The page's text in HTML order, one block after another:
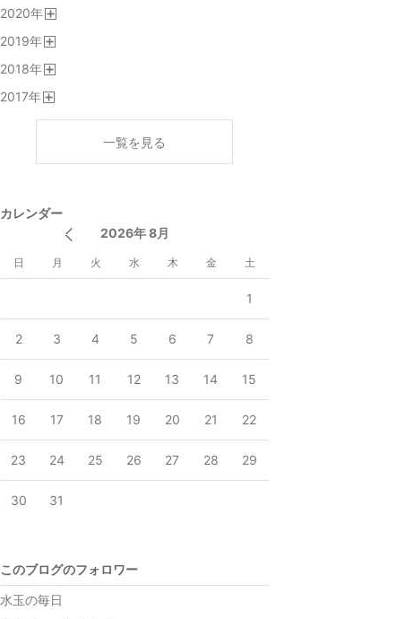
2020年
2019年
2018年
2017年
一覧を見る
カレンダー
2026年 8月
日 月 火 水 木 金 土
1
2 3 4 5 6 7 8
9 10 11 12 13 14 15
16 17 18 19 20 21 22
23 24 25 26 27 28 29
30 31
このブログのフォロワー
水玉の毎日